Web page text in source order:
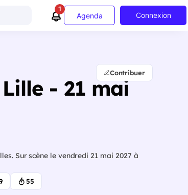
1
Agenda Connexion
- 21 mai
Sur scène le vendredi 21 mai 2027 à
Contribuer
55